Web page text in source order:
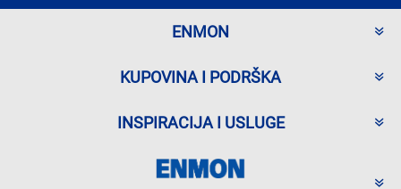
ENMON
KUPOVINA I PODRŠKA
INSPIRACIJA I USLUGE